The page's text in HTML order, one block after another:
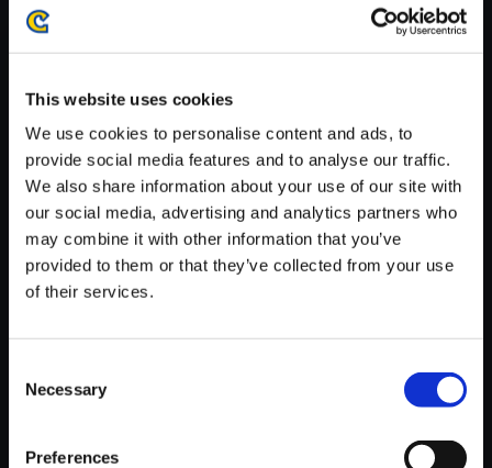
This website uses cookies
We use cookies to personalise content and ads, to
provide social media features and to analyse our traffic.
We also share information about your use of our site with
our social media, advertising and analytics partners who
may combine it with other information that you’ve
provided to them or that they’ve collected from your use
of their services.
Selection
Necessary
Preferences
※ご購入いただいたファイルのダウンロードの際には、通信環境
【単曲】ロックマン ゼロ3 オリ
ジナルサウンドトラック 紅き伝
説